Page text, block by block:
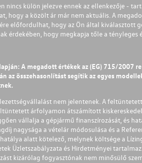
külön jelezve ennek az ellenkezője -
a közölt ár már nem aktuális. A
előfordulhat, hogy az Ön által kiválasztott
érdekében, hogy megkapja tőle a tényleges
A megadott értékek az (EG) 715/
az összehasonlítást segítik az egyes
nem jelentenek. A
árfolyamon átszámított
vállalja a gépjármű finanszírozását, és
nagysága a vételár módosulása és a
alatt kötelező, melynek költsége a
Üzletszabályzata és Hirdetményei
kizárólag fogyasztónak nem minősülő